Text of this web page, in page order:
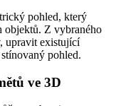
pohled, který
objektů. Z vybraného
upravit existující
pohled.
ve 3D